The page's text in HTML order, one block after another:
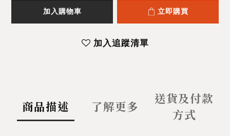
加入購物車 立即購買
加入追蹤清單
商品描述 了解更多
送貨及付款
方式